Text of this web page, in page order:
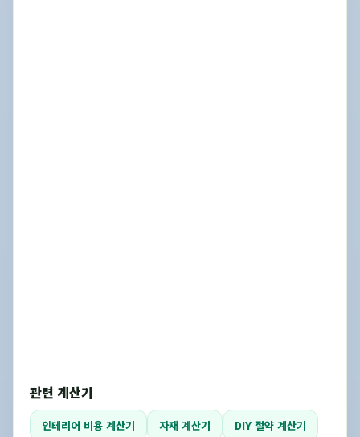
관련 계산기
인테리어 비용 계산기 자재 계산기 DIY 절약 계산기